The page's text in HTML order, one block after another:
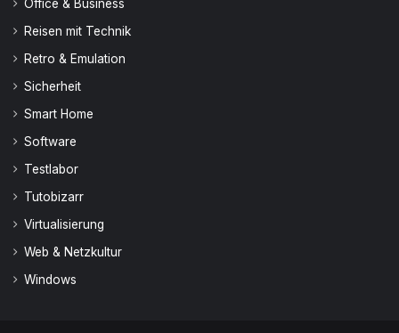
Office & Business
Reisen mit Technik
Retro & Emulation
Sicherheit
Smart Home
Software
Testlabor
Tutobizarr
Virtualisierung
Web & Netzkultur
Windows